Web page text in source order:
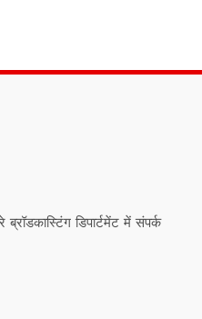
डिपार्टमेंट में संपर्क